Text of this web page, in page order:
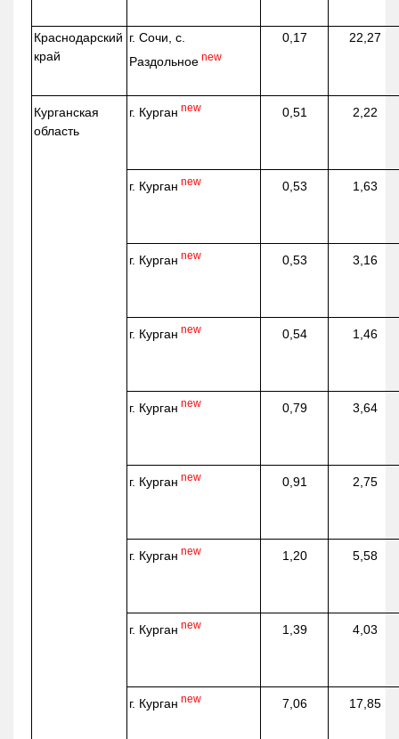
Краснодарский
край
г. Сочи, с.
Раздольное new
0,17 22,27
Курганская
область
г. Курган new 0,51 2,22
г. Курган new 0,53 1,63
г. Курган new 0,53 3,16
г. Курган new 0,54 1,46
г. Курган new 0,79 3,64
г. Курган new 0,91 2,75
г. Курган new 1,20 5,58
г. Курган new 1,39 4,03
г. Курган new 7,06 17,85